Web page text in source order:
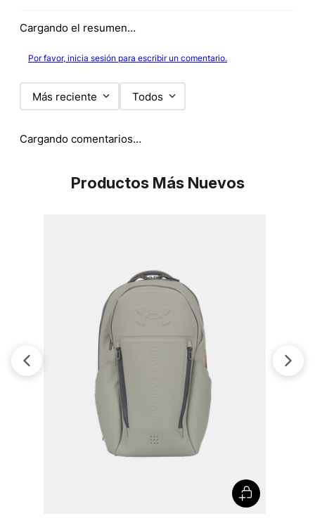
Cargando el resumen…
Por favor, inicia sesión para escribir un comentario.
Más reciente Todos
Cargando comentarios…
Productos Más Nuevos